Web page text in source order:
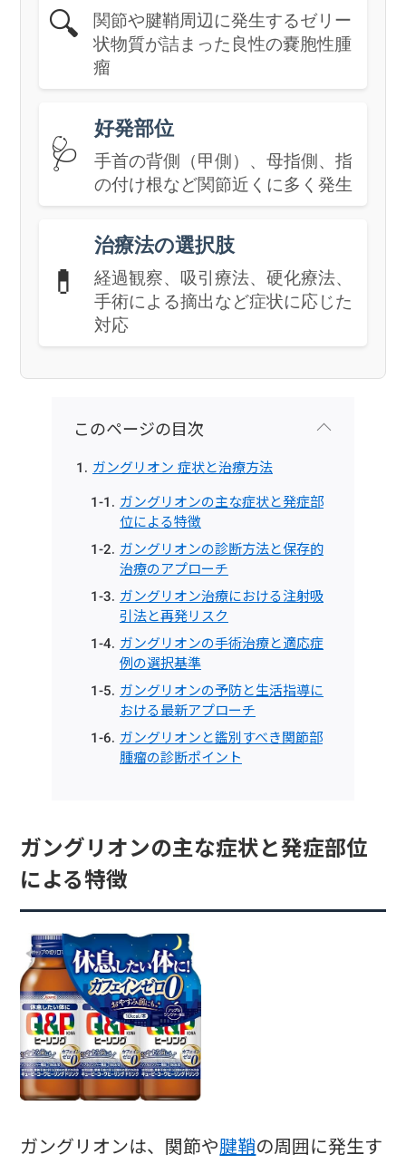
🔍
関節や腱鞘周辺に発生するゼリー
状物質が詰まった良性の嚢胞性腫
瘤
🩺
好発部位
手首の背側（甲側）、母指側、指
の付け根など関節近くに多く発生
💊
治療法の選択肢
経過観察、吸引療法、硬化療法、
手術による摘出など症状に応じた
対応
このページの目次
ガングリオン 症状と治療方法
ガングリオンの主な症状と発症部
位による特徴
ガングリオンの診断方法と保存的
治療のアプローチ
ガングリオン治療における注射吸
引法と再発リスク
ガングリオンの手術治療と適応症
例の選択基準
ガングリオンの予防と生活指導に
おける最新アプローチ
ガングリオンと鑑別すべき関節部
腫瘤の診断ポイント
ガングリオンの主な症状と発症部位
による特徴
ガングリオンは、関節や腱鞘の周囲に発生す